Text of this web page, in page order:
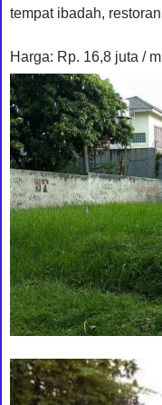
tempat ibadah, restoran,
Harga: Rp. 16,8 juta /